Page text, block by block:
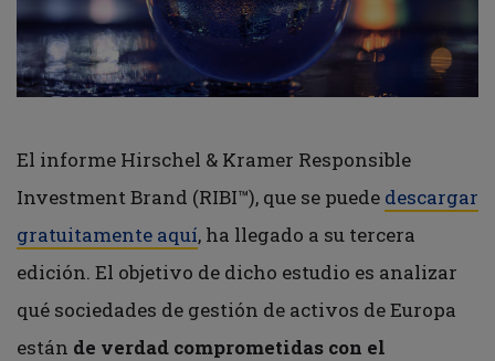
El informe Hirschel & Kramer Responsible
Investment Brand (RIBI™), que se puede descargar
gratuitamente aquí, ha llegado a su tercera
edición. El objetivo de dicho estudio es analizar
qué sociedades de gestión de activos de Europa
están de verdad comprometidas con el